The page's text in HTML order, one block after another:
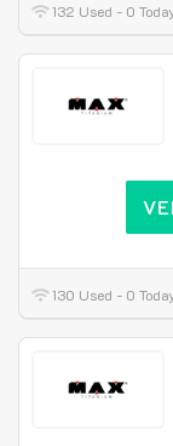
132 Used - 0
130 Used - 0